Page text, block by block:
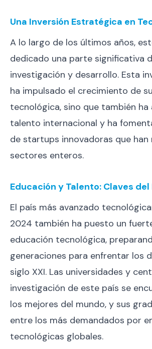
Una Inversión Estratégica en
A lo largo de los últimos años,
dedicado una parte significativa
investigación y desarrollo. Esta
ha impulsado el crecimiento de
tecnológica, sino que también ha
talento internacional y ha
de startups innovadoras que han
sectores enteros.
Educación y Talento: Claves del
El país más avanzado
2024 también ha puesto un
educación tecnológica,
generaciones para enfrentar los
siglo XXI. Las universidades y
investigación de este país se
los mejores del mundo, y sus
entre los más demandados por
tecnológicas globales.